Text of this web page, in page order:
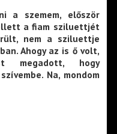
a szemem, először
a fiam sziluettjét
nem a sziluettje
Ahogy az is ő volt,
megadott, hogy
Na, mondom